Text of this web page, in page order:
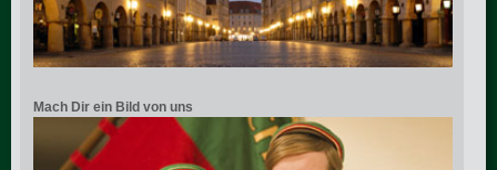
Mach Dir ein Bild von uns